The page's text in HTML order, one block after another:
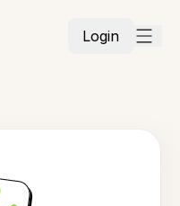
Login